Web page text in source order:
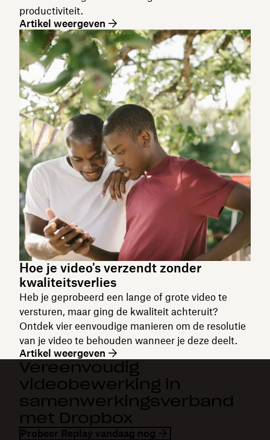
productiviteit.
Artikel weergeven
Hoe je video's verzendt zonder
kwaliteitsverlies
Heb je geprobeerd een lange of grote video te
versturen, maar ging de kwaliteit achteruit?
Ontdek vier eenvoudige manieren om de resolutie
van je video te behouden wanneer je deze deelt.
Artikel weergeven
Vereenvoudig
videobewerking in
samenwerkingsverband
met Dropbox
Probeer Replay vandaag nog